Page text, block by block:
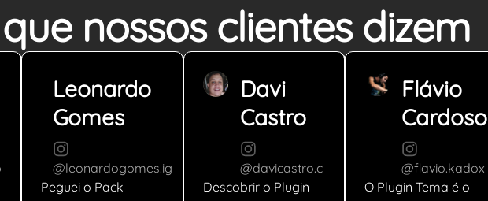
nossos clientes dizem
Leonardo
Gomes
@leonardogomes.ig
Peguei o Pack
Davi
Castro
@davicastro.c
Descobrir o Plugin
Flávio
Cardoso
@flavio.kadox
O Plugin Tema é o